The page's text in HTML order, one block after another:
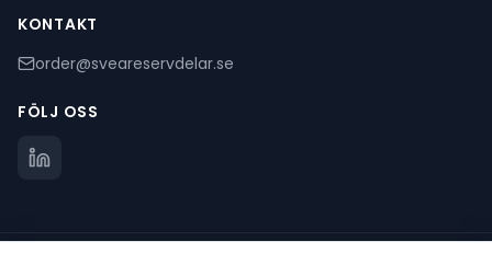
KONTAKT
order@sveareservdelar.se
FÖLJ OSS